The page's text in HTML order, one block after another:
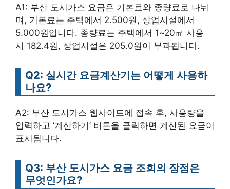
A1: 부산 도시가스 요금은 기본료와 종량료로 나뉘
며, 기본료는 주택에서 2.500원, 상업시설에서
5.000원입니다. 종량료는 주택에서 1~20㎥ 사용
시 182.4원, 상업시설은 205.0원이 부과됩니다.
Q2: 실시간 요금계산기는 어떻게 사용하
나요?
A2: 부산 도시가스 웹사이트에 접속 후, 사용량을
입력하고 ‘계산하기’ 버튼을 클릭하면 계산된 요금이
표시됩니다.
Q3: 부산 도시가스 요금 조회의 장점은
무엇인가요?